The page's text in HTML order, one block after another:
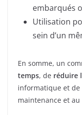
embarqués
Utilisation
sein d’un
En somme, un
temps, de réduire
informatique et de
maintenance et